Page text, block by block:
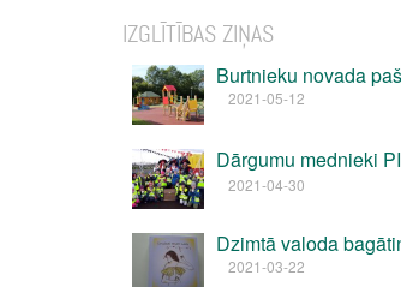
IZGLĪTĪBAS ZIŅAS
Burtnieku novada
2021-05-12
Dārgumu mednieki
2021-04-30
Dzimtā valoda
2021-03-22